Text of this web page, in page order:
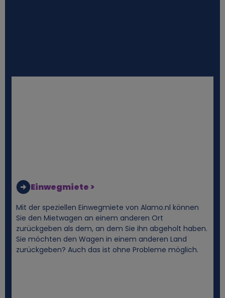
Einwegmiete >
Mit der speziellen Einwegmiete von Alamo.nl können
Sie den Mietwagen an einem anderen Ort
zurückgeben als dem, an dem Sie ihn abgeholt haben.
Sie möchten den Wagen in einem anderen Land
zurückgeben? Auch das ist ohne Probleme möglich.